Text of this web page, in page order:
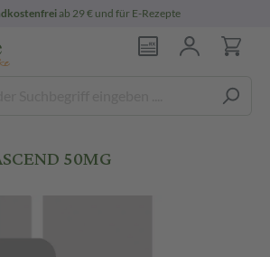
ab 29 € und für E-Rezepte
50MG